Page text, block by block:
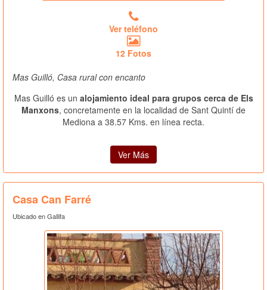
Ver teléfono
12 Fotos
Mas Guilló, Casa rural con encanto
Mas Guilló es un alojamiento ideal para grupos cerca de Els
Manxons, concretamente en la localidad de Sant Quintí de
Mediona a 38.57 Kms. en línea recta.
Ver Más
Casa Can Farré
Ubicado en Gallifa